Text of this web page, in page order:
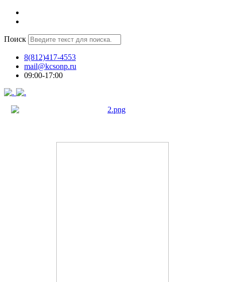
Поиск
8(812)417-4553
mail@kcsonp.ru
09:00-17:00